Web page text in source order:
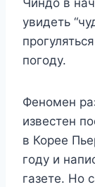
Чиндо в
увидеть
погоду.
Феномен
известен
в Корее
году и
газете. Но